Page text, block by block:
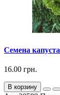
Семена
16.00 грн.
В корзину